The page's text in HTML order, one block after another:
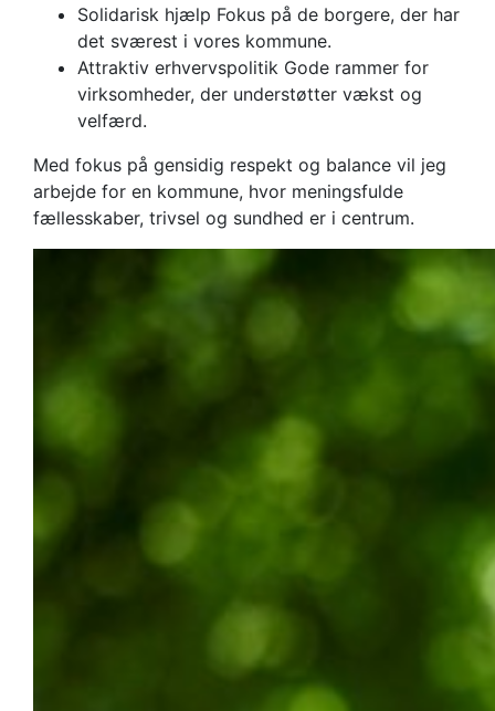
Solidarisk hjælp Fokus på de borgere, der har
det sværest i vores kommune.
Attraktiv erhvervspolitik Gode rammer for
virksomheder, der understøtter vækst og
velfærd.
Med fokus på gensidig respekt og balance vil jeg
arbejde for en kommune, hvor meningsfulde
fællesskaber, trivsel og sundhed er i centrum.